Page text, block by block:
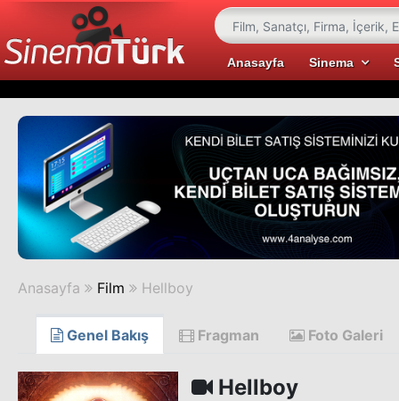
Anasayfa Sinema
Anasayfa Film Hellboy
Genel Bakış Fragman Foto Galeri
Hellboy